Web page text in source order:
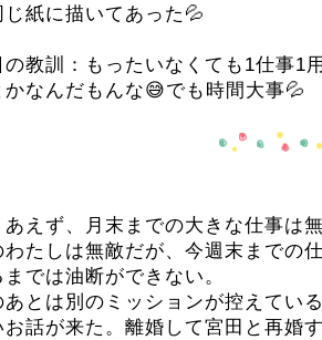
じ紙に描いてあった💦
の教訓：もったいなくても1仕事1
かなんだもんな😅でも時間大事💦
あえず、月末までの大きな仕事は
わたしは無敵だが、今週末までの
では油断ができない。
あとは別のミッションが控えてい
お話が来た。離婚して宮田と再婚